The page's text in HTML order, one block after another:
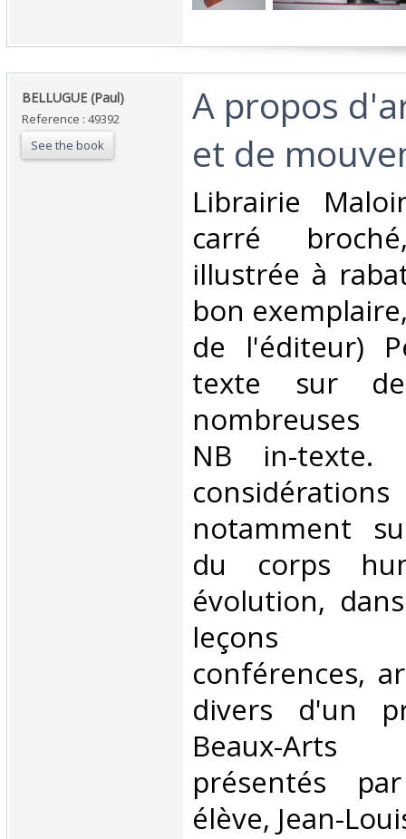
‎BELLUGUE (Paul)‎
Reference : 49392
See the book
‎A propos
et de
‎Librairie
carré
illustrée à
bon
de l'éditeur)
texte sur
nombreuses
NB in-texte.
notamment
du corps
évolution,
leçons
conférences,
divers d'un
Beaux-Arts
présentés
élève, Jean-